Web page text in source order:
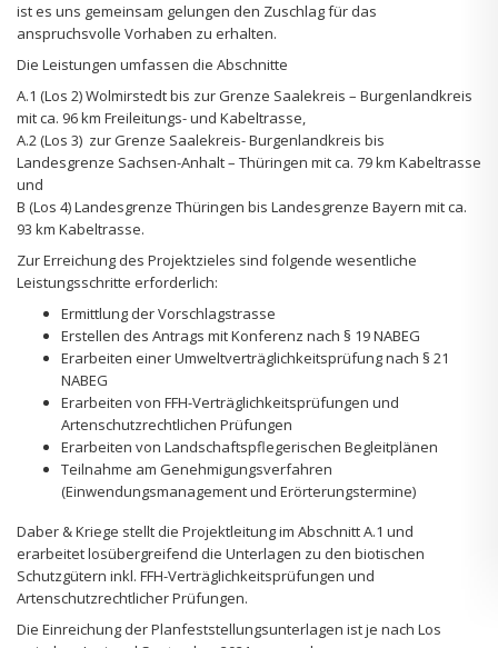
ist es uns gemeinsam gelungen den Zuschlag für das
anspruchsvolle Vorhaben zu erhalten.
Die Leistungen umfassen die Abschnitte
A.1 (Los 2) Wolmirstedt bis zur Grenze Saalekreis – Burgenlandkreis
mit ca. 96 km Freileitungs- und Kabeltrasse,
A.2 (Los 3) zur Grenze Saalekreis- Burgenlandkreis bis
Landesgrenze Sachsen-Anhalt – Thüringen mit ca. 79 km Kabeltrasse
und
B (Los 4) Landesgrenze Thüringen bis Landesgrenze Bayern mit ca.
93 km Kabeltrasse.
Zur Erreichung des Projektzieles sind folgende wesentliche
Leistungsschritte erforderlich:
Ermittlung der Vorschlagstrasse
Erstellen des Antrags mit Konferenz nach § 19 NABEG
Erarbeiten einer Umweltverträglichkeitsprüfung nach § 21
NABEG
Erarbeiten von FFH-Verträglichkeitsprüfungen und
Artenschutzrechtlichen Prüfungen
Erarbeiten von Landschaftspflegerischen Begleitplänen
Teilnahme am Genehmigungsverfahren
(Einwendungsmanagement und Erörterungstermine)
Daber & Kriege stellt die Projektleitung im Abschnitt A.1 und
erarbeitet losübergreifend die Unterlagen zu den biotischen
Schutzgütern inkl. FFH-Verträglichkeitsprüfungen und
Artenschutzrechtlicher Prüfungen.
Die Einreichung der Planfeststellungsunterlagen ist je nach Los